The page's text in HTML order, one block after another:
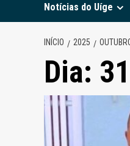
Notícias do Uíge
INÍCIO 2025
Dia: